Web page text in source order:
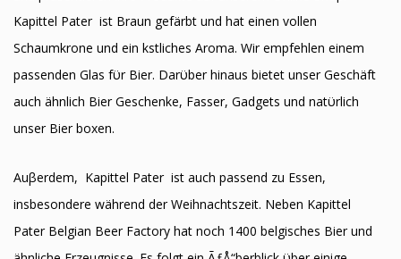
Kapittel Pater ist Braun gefärbt und hat einen vollen
Schaumkrone und ein kӧstliches Aroma. Wir empfehlen einem
passenden Glas fϋr Bier. Darϋber hinaus bietet unser Geschäft
auch ähnlich Bier Geschenke, Fasser, Gadgets und natϋrlich
unser Bier boxen.
Auβerdem, Kapittel Pater ist auch passend zu Essen,
insbesondere während der Weihnachtszeit. Neben Kapittel
Pater Belgian Beer Factory hat noch 1400 belgisches Bier und